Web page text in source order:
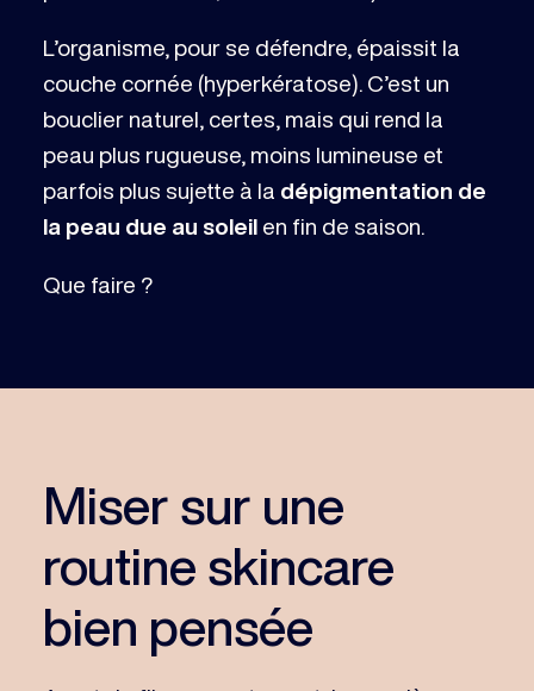
L’organisme, pour se défendre, épaissit la
couche cornée (hyperkératose). C’est un
bouclier naturel, certes, mais qui rend la
peau plus rugueuse, moins lumineuse et
parfois plus sujette à la dépigmentation de
la peau due au soleilen fin de saison.
Que faire ?
Miser sur une
routine skincare
bien pensée